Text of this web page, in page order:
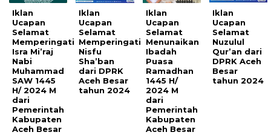
Iklan
Ucapan
Selamat
Memperingati
Isra Mi’raj
Nabi
Muhammad
SAW 1445
H/ 2024 M
dari
Pemerintah
Kabupaten
Aceh Besar
Iklan
Ucapan
Selamat
Memperingati
Nisfu
Sha’ban
dari DPRK
Aceh Besar
tahun 2024
Iklan
Ucapan
Selamat
Menunaikan
Ibadah
Puasa
Ramadhan
1445 H/
2024 M
dari
Pemerintah
Kabupaten
Aceh Besar
Iklan
Ucapan
Selamat
Nuzulul
Qur’an dari
DPRK Aceh
Besar
tahun 2024